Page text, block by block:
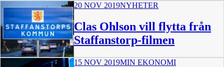
20 NOV 2019NYHETER
Clas Ohlson vill flytta från
Staffanstorp-filmen
15 NOV 2019MIN EKONOMI